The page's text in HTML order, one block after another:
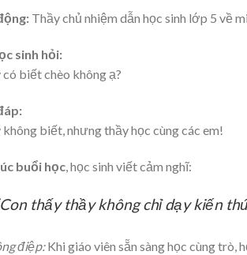
Thầy chủ nhiệm dẫn học sinh lớp 5 về
sinh hỏi:
có biết chèo không ạ?
không biết, nhưng thầy học cùng các em!
buổi học , học sinh viết cảm nghĩ:
thấy thầy không chỉ dạy kiến
điệp:Khi giáo viên sẵn sàng học cùng trò,